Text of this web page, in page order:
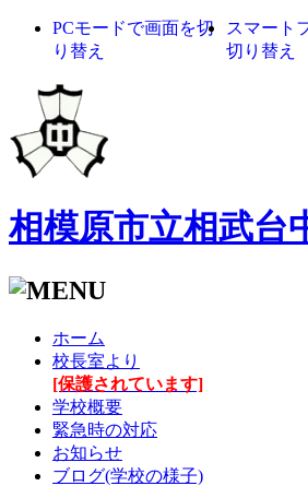
PCモードで画面を切
り替え
スマート
切り替え
相模原市立相武台
ホーム
校長室より
[保護されています]
学校概要
緊急時の対応
お知らせ
ブログ(学校の様子)